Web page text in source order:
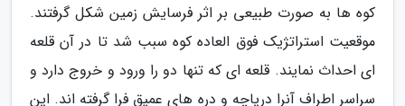
کوه ها به صورت طبیعی بر اثر فرسایش زمین شکل گرفتند.
موقعیت استراتژیک فوق العاده کوه سبب شد تا در آن قلعه
ای احداث نمایند. قلعه ای که تنها دو را ورود و خروج دارد و
سراسر اطراف آنرا دریاچه و دره های عمیق فرا گرفته اند. این